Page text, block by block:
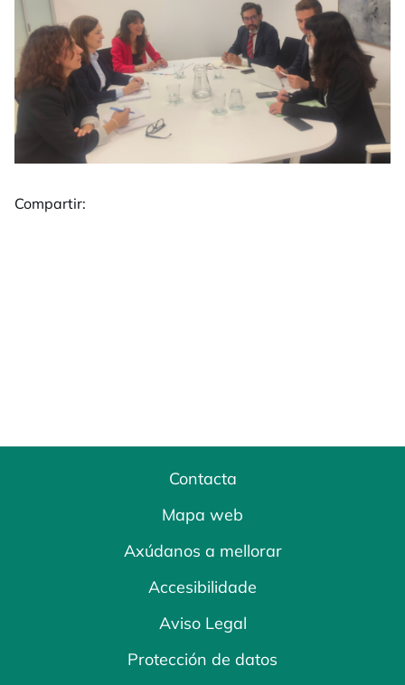
Compartir:
Contacta
Mapa web
Axúdanos a mellorar
Accesibilidade
Aviso Legal
Protección de datos